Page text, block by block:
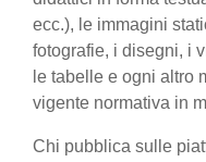
ecc.), le immagini
fotografie, i disegni, i
le tabelle e ogni altro
vigente normativa in
Chi pubblica sulle